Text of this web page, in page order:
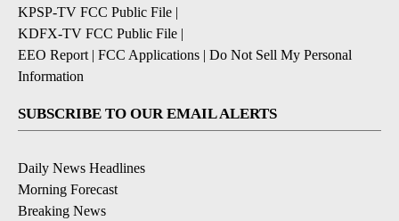
KPSP-TV FCC Public File |
KDFX-TV FCC Public File |
EEO Report | FCC Applications | Do Not Sell My Personal
Information
SUBSCRIBE TO OUR EMAIL ALERTS
Daily News Headlines
Morning Forecast
Breaking News